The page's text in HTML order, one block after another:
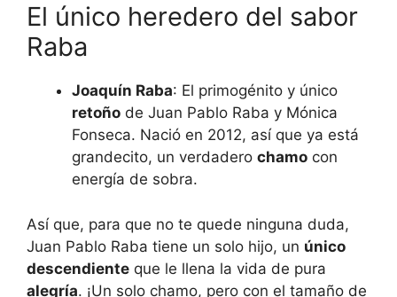
El único heredero del sabor
Raba
Joaquín Raba: El primogénito y único
retoño de Juan Pablo Raba y Mónica
Fonseca. Nació en 2012, así que ya está
grandecito, un verdadero chamo con
energía de sobra.
Así que, para que no te quede ninguna duda,
Juan Pablo Raba tiene un solo hijo, un único
descendiente que le llena la vida de pura
alegría. ¡Un solo chamo, pero con el tamaño de